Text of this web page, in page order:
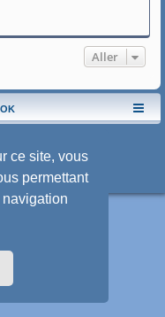
ce site, vous
permettant
navigation
Aller
Qiaeru
Style-Design